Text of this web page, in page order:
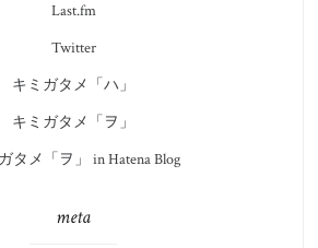
Last.fm
Twitter
キミガタメ「ハ」
キミガタメ「ヲ」
タメ「ヲ」 in Hatena Blog
meta